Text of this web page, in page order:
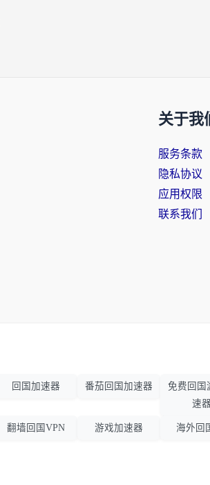
关于我
服务条款
隐私协议
应用权限
联系我们
回国加速器 番茄回国加速器
免费回国
速器
翻墙回国VPN 游戏加速器 海外回